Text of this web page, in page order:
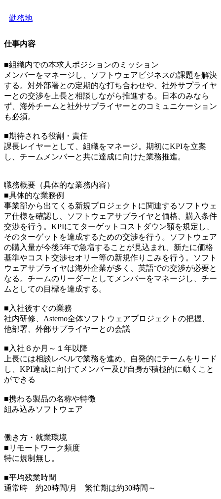
勤務地
仕事内容
■組織内での本求人ポジションのミッション
メンバーをマネージし、ソフトウェアビジネスの課題を解決
する。対外部署との定期的な打ち合わせや、社外サプライヤ
ーとの交渉を上長と相談しながら推進する。日本のみなら
ず、海外チームと社外サプライヤーとのコミュニケーション
も必須。
■期待される役割・責任
課長レイヤーとして、組織をマネージ。期初にKPIを立案
し、チームメンバーと共に達成に向けた業務推進。
職務概要（具体的な業務内容）
■具体的な業務例
事業部から出てくる新規プロジェクトに関連するソフトウェ
ア仕様を確認し、ソフトウェアサプライヤと価格、購入条件
交渉を行う。KPIにてターゲットコストダウン額を規定し、
そのターゲットを達成するための交渉を行う。ソフトウェア
の購入量が今後5年で急増することが見込まれ、新たに価格
基準やコスト交渉セオリー等の新規作りこみを行う。ソフト
ウェアサプライヤは海外企業が多く、英語での交渉が必要と
なる。チームのリーダーとしてメンバーをマネージし、チー
ムとしての目標を達成する。
■入社後すぐの業務
社内研修、Astemo全体ソフトウェアプロジェクトの把握、
他部署、外部サプライヤーとの会議
■入社６か月～１年以降
上長には相談レベルで業務を進め、自発的にチームをリード
し、KPI達成に向けてメンバー及び自身が積極的に動くこと
ができる
■携わる製品の名称や特徴
組み込みソフトウェア
働き方・就業環境
■リモートワーク頻度
特に規制無し。
■平均残業時間
通常時 約20時間/月 繁忙期は約30時間～